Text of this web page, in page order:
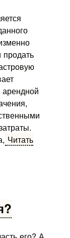
продать
Читать